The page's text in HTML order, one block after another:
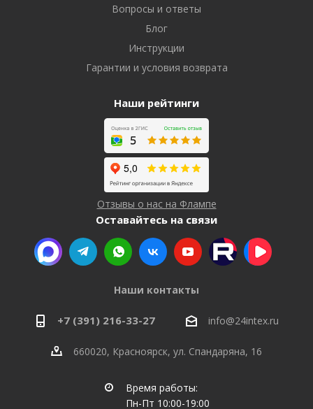
Вопросы и ответы
Блог
Инструкции
Гарантии и условия возврата
Наши рейтинги
Отзывы о нас на Флампе
Оставайтесь на связи
Наши контакты
+7 (391) 216-33-27 info@24intex.ru
660020, Красноярск, ул. Спандаряна, 16
Время работы:
Пн-Пт 10:00-19:00